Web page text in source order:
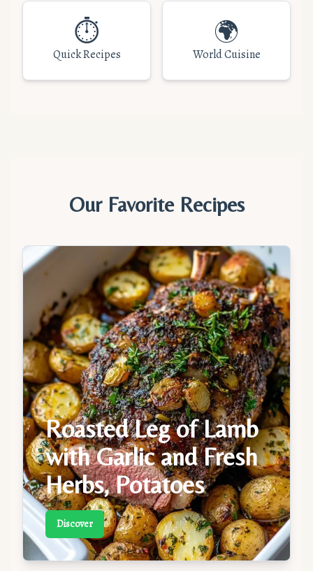
⏱️
Quick Recipes
🌍
World Cuisine
Our Favorite Recipes
Roasted Leg of Lamb
with Garlic and Fresh
Herbs, Potatoes
Discover